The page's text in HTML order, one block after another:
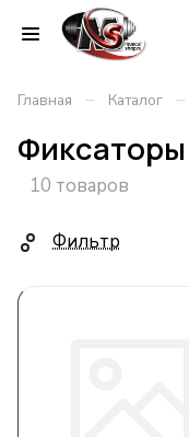
Главная – Каталог –
10 товаров
Фильтр